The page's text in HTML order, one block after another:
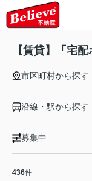
【賃貸】「宅
市区町村から探す
沿線・駅から探す
募集中
436件